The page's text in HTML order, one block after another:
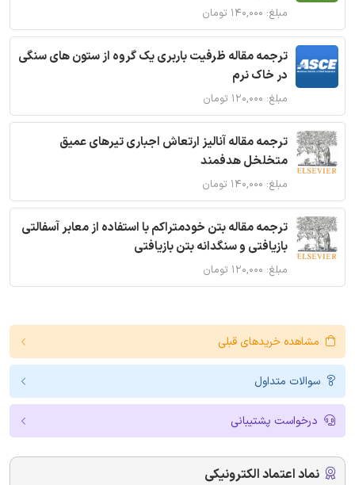
مبلغ: ۱۴۰,۰۰۰ تومان
ترجمه مقاله ظرفیت باربری یک گروه از ستون های سنگی
در خاک نرم
مبلغ: ۱۲۰,۰۰۰ تومان
ترجمه مقاله آنالیز ارتعاش اجباری تیرهای عمیق
متخلخل هدفمند
مبلغ: ۱۴۰,۰۰۰ تومان
ترجمه مقاله بتن خودمتراکم با استفاده از معابر آسفالتی
بازیافتی و سنگدانه بتن بازیافتی
مبلغ: ۱۲۰,۰۰۰ تومان
مشاهده خریدهای قبلی
سوالات متداول
درخواست پشتیبانی
نماد اعتماد الکترونیکی